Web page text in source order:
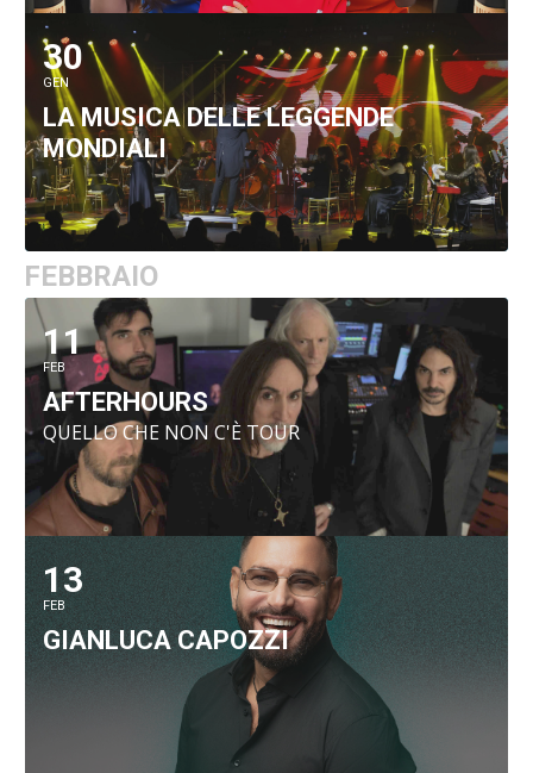
30
GEN
LA MUSICA DELLE LEGGENDE
MONDIALI
FEBBRAIO
11
FEB
AFTERHOURS
QUELLO CHE NON C'È TOUR
13
FEB
GIANLUCA CAPOZZI